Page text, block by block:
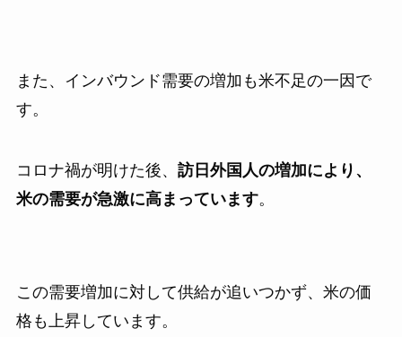
また、インバウンド需要の増加も米不足の一因で
す。
コロナ禍が明けた後、 訪日外国人の増加により、
米の需要が急激に高まっています。
この需要増加に対して供給が追いつかず、米の価
格も上昇しています。